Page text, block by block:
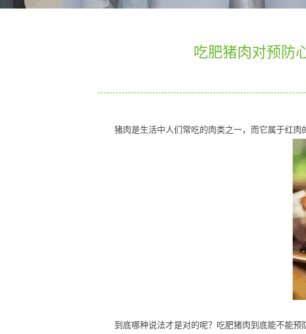
吃肥猪肉对预防
猪肉是生活中人们常吃的肉类之一，而它属于红
到底哪种说法才是对的呢？吃肥猪肉到底能不能预